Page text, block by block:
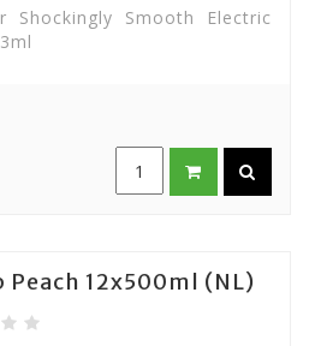
Shockingly Smooth Electric
Peach 12x500ml (NL)